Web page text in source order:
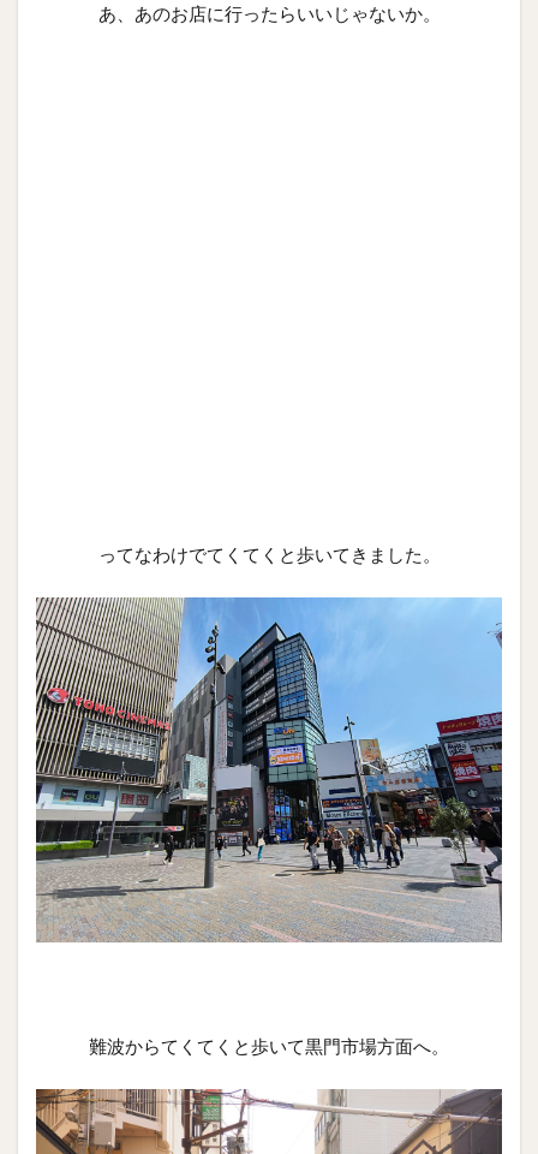
あ、あのお店に行ったらいいじゃないか。
ってなわけでてくてくと歩いてきました。
難波からてくてくと歩いて黒門市場方面へ。